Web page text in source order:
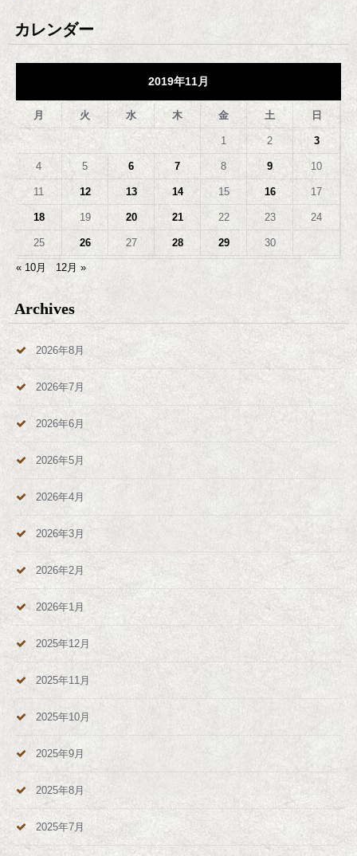
カレンダー
2019年11月
月 火 水 木 金 土 日
1 2 3
4 5 6 7 8 9 10
11 12 13 14 15 16 17
18 19 20 21 22 23 24
25 26 27 28 29 30
« 10月 12月 »
Archives
2026年8月
2026年7月
2026年6月
2026年5月
2026年4月
2026年3月
2026年2月
2026年1月
2025年12月
2025年11月
2025年10月
2025年9月
2025年8月
2025年7月